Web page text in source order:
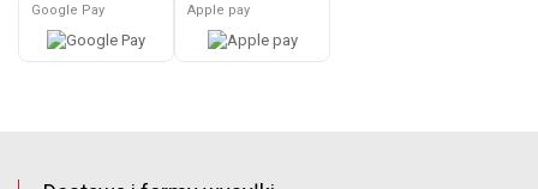
Google Pay Apple pay